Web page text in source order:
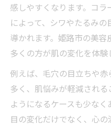
感しやすくなります。コ
によって、シワやたるみ
導かれます。姫路市の美
多くの方が肌の変化を体験
例えば、毛穴の目立ちや
多く、肌悩みが軽減され
ようになるケースも少な
目の変化だけでなく、心